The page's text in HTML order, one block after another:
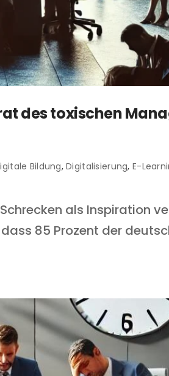
des toxischen
Bildung,Digitalisierung, E-
als Inspiration
85 Prozent der